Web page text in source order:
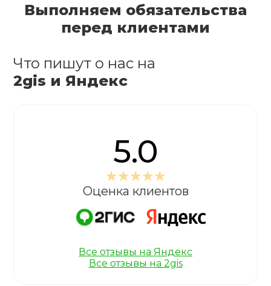
Выполняем обязательства
перед клиентами
Что пишут о нас на
2gis и Яндекс
5.0
Оценка клиентов
Все отзывы на Яндекс
Все отзывы на 2gis